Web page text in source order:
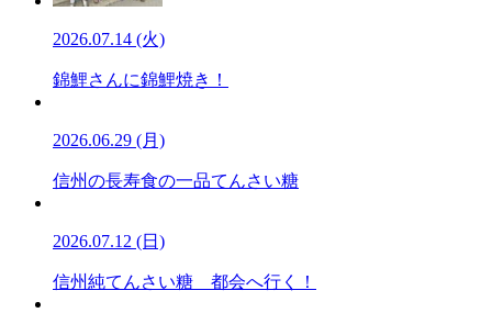
2026.07.14 (火)
錦鯉さんに錦鯉焼き！
2026.06.29 (月)
信州の長寿食の一品てんさい糖
2026.07.12 (日)
信州純てんさい糖 都会へ行く！